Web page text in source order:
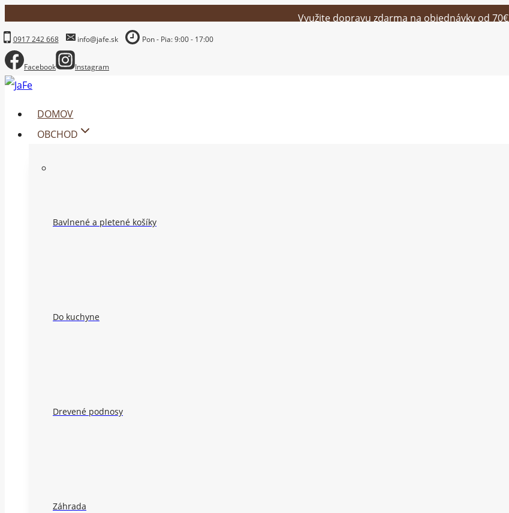
to
content
Využite dopravu zdarma na objednávky od 70€
0917 242 668 info@jafe.sk Pon - Pia: 9:00 - 17:00
Facebook Instagram
DOMOV
OBCHOD
Bavlnené a pletené košíky
Do kuchyne
Drevené podnosy
Záhrada